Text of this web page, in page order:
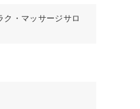
ク・マッサージサロ